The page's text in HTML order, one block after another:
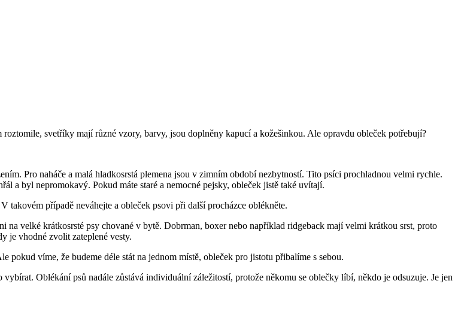
svetříky mají různé vzory, barvy, jsou doplněny kapucí a kožešinkou. Ale opravdu obleček potřebují?
Pro naháče a malá hladkosrstá plemena jsou v zimním období nezbytností. Tito psíci prochladnou velmi rychle.
a byl nepromokavý. Pokud máte staré a nemocné pejsky, obleček jistě také uvítají.
takovém případě neváhejte a obleček psovi při další procházce oblékněte.
na velké krátkosrsté psy chované v bytě. Dobrman, boxer nebo například ridgeback mají velmi krátkou srst, proto
je vhodné zvolit zateplené vesty.
pokud víme, že budeme déle stát na jednom místě, obleček pro jistotu přibalíme s sebou.
Oblékání psů nadále zůstává individuální záležitostí, protože někomu se oblečky líbí, někdo je odsuzuje. Je jen